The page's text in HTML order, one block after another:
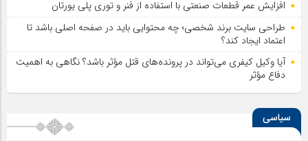
افزایش عمر قطعات صنعتی با استفاده از فنر و توری پلی یورتان
طراحی سایت برند شخصی؛ چه محتوایی باید در صفحه اصلی باشد تا
اعتماد ایجاد کند؟
آیا وکیل کیفری می‌تواند در پرونده‌های قتل مؤثر باشد؟ نگاهی به اهمیت
دفاع مؤثر
سیاسی